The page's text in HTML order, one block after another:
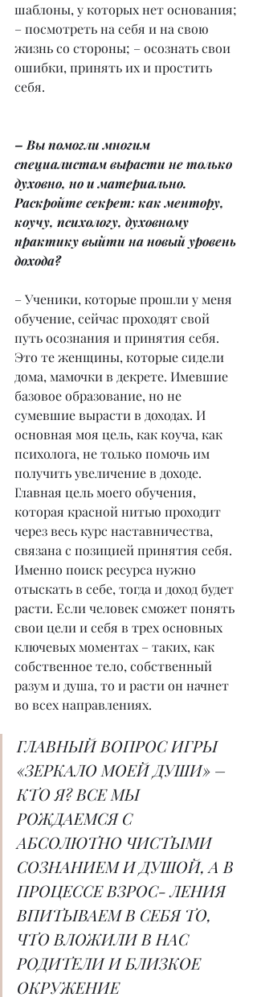
шаблоны, у которых нет основания;
– посмотреть на себя и на свою
жизнь со стороны; – осознать свои
ошибки, принять их и простить
себя.
– Вы помогли многим
специалистам вырасти не только
духовно, но и материально.
Раскройте секрет: как ментору,
коучу, психологу, духовному
практику выйти на новый уровень
дохода?
– Ученики, которые прошли у меня
обучение, сейчас проходят свой
путь осознания и принятия себя.
Это те женщины, которые сидели
дома, мамочки в декрете. Имевшие
базовое образование, но не
сумевшие вырасти в доходах. И
основная моя цель, как коуча, как
психолога, не только помочь им
получить увеличение в доходе.
Главная цель моего обучения,
которая красной нитью проходит
через весь курс наставничества,
связана с позицией принятия себя.
Именно поиск ресурса нужно
отыскать в себе, тогда и доход будет
расти. Если человек сможет понять
свои цели и себя в трех основных
ключевых моментах – таких, как
собственное тело, собственный
разум и душа, то и расти он начнет
во всех направлениях.
ГЛАВНЫЙ ВОПРОС ИГРЫ
«ЗЕРКАЛО МОЕЙ ДУШИ» –
КТО Я? ВСЕ МЫ
РОЖДАЕМСЯ С
АБСОЛЮТНО ЧИСТЫМИ
СОЗНАНИЕМ И ДУШОЙ, А В
ПРОЦЕССЕ ВЗРОС- ЛЕНИЯ
ВПИТЫВАЕМ В СЕБЯ ТО,
ЧТО ВЛОЖИЛИ В НАС
РОДИТЕЛИ И БЛИЗКОЕ
ОКРУЖЕНИЕ